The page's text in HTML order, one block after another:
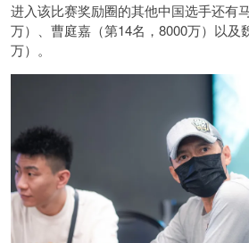
进入该比赛奖励圈的其他中国选手还有
万）、曹庭嘉（第14名，8000万）以及
万）。